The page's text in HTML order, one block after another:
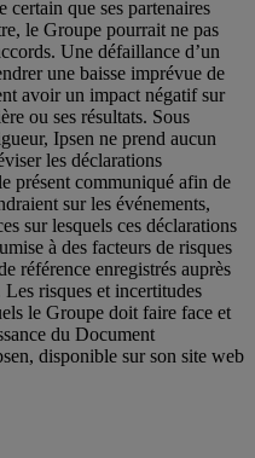
certain que ses partenaires
le Groupe pourrait ne pas
Une défaillance d’un
une baisse imprévue de
avoir un impact négatif sur
ou ses résultats. Sous
Ipsen ne prend aucun
les déclarations
présent communiqué afin de
sur les événements,
sur lesquels ces déclarations
à des facteurs de risques
référence enregistrés auprès
risques et incertitudes
le Groupe doit faire face et
du Document
disponible sur son site web